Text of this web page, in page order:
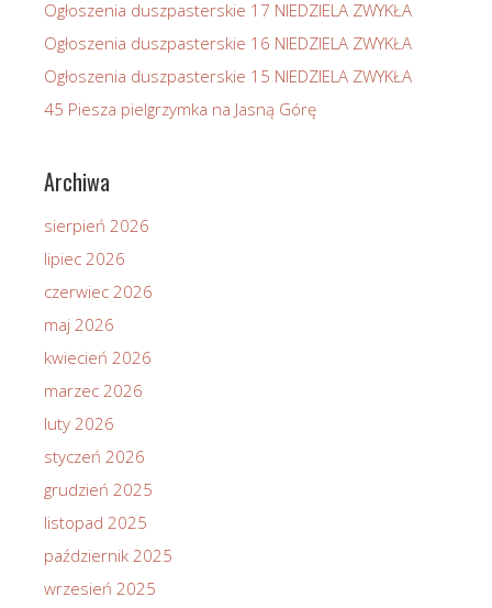
Ogłoszenia duszpasterskie 17 NIEDZIELA ZWYKŁA
Ogłoszenia duszpasterskie 16 NIEDZIELA ZWYKŁA
Ogłoszenia duszpasterskie 15 NIEDZIELA ZWYKŁA
45 Piesza pielgrzymka na Jasną Górę
Archiwa
sierpień 2026
lipiec 2026
czerwiec 2026
maj 2026
kwiecień 2026
marzec 2026
luty 2026
styczeń 2026
grudzień 2025
listopad 2025
październik 2025
wrzesień 2025